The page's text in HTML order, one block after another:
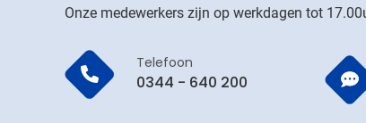
Onze medewerkers zijn op werkdagen tot
Telefoon
0344 - 640 200